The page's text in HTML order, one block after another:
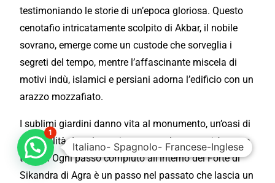
testimoniando le storie di un’epoca gloriosa. Questo
cenotafio intricatamente scolpito di Akbar, il nobile
sovrano, emerge come un custode che sorveglia i
segreti del tempo, mentre l’affascinante miscela di
motivi indù, islamici e persiani adorna l’edificio con un
arazzo mozzafiato.
I sublimi giardini danno vita al monumento, un’oasi di
tranquillità dove la storia sussurra la sua verità senza
tempo! Ogni passo compiuto all’interno del Forte di
Sikandra di Agra è un passo nel passato che lascia un
Italiano- Spagnolo- Francese-Inglese
1